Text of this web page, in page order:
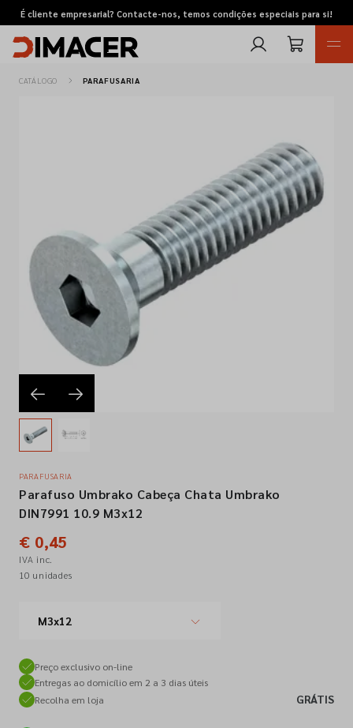
É cliente empresarial? Contacte-nos, temos condições especiais para si!
Pedidos de cotação
Marcas
Favoritos
Empresa
Contactos
Siga-nos nas redes sociais
CATÁLOGO PARAFUSARIA
PARAFUSARIA
Parafuso Umbrako Cabeça Chata Umbrako
DIN7991 10.9 M3x12
€ 0,45
IVA inc.
10 unidades
M3x12
Preço exclusivo on-line
Entregas ao domicílio em 2 a 3 dias úteis
Recolha em loja
GRÁTIS